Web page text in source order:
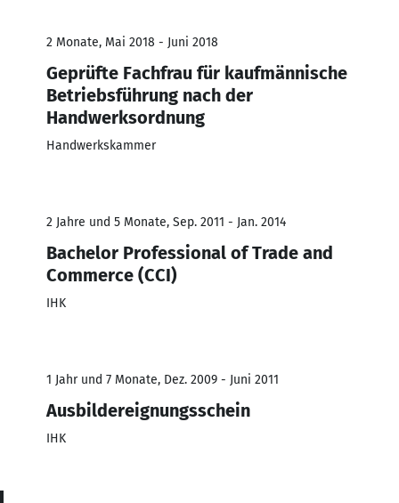
2 Monate, Mai 2018 - Juni 2018
Geprüfte Fachfrau für kaufmännische
Betriebsführung nach der
Handwerksordnung
Handwerkskammer
2 Jahre und 5 Monate, Sep. 2011 - Jan. 2014
Bachelor Professional of Trade and
Commerce (CCI)
IHK
1 Jahr und 7 Monate, Dez. 2009 - Juni 2011
Ausbildereignungsschein
IHK